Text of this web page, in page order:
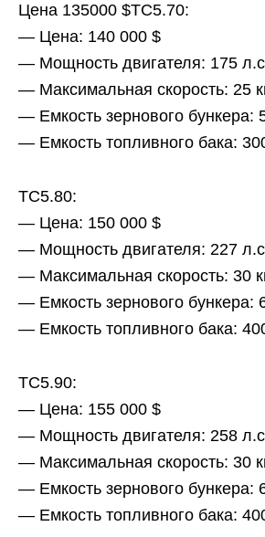
Цена 135000 $ТС5.70:
— Цена: 140 000 $
— Мощность двигателя: 175
— Максимальная скорость: 25
— Емкость зернового бункера:
— Емкость топливного бака:
ТС5.80:
— Цена: 150 000 $
— Мощность двигателя: 227
— Максимальная скорость: 30
— Емкость зернового бункера:
— Емкость топливного бака:
ТС5.90:
— Цена: 155 000 $
— Мощность двигателя: 258
— Максимальная скорость: 30
— Емкость зернового бункера:
— Емкость топливного бака: